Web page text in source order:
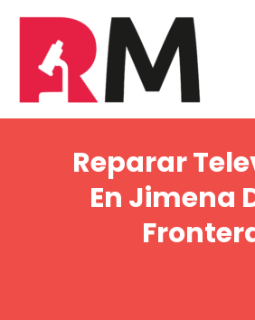
Reparar
En Jimena